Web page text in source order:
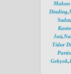
Makan
Dinding,
Sudut,
Jati,
Tidur
Gebyok,